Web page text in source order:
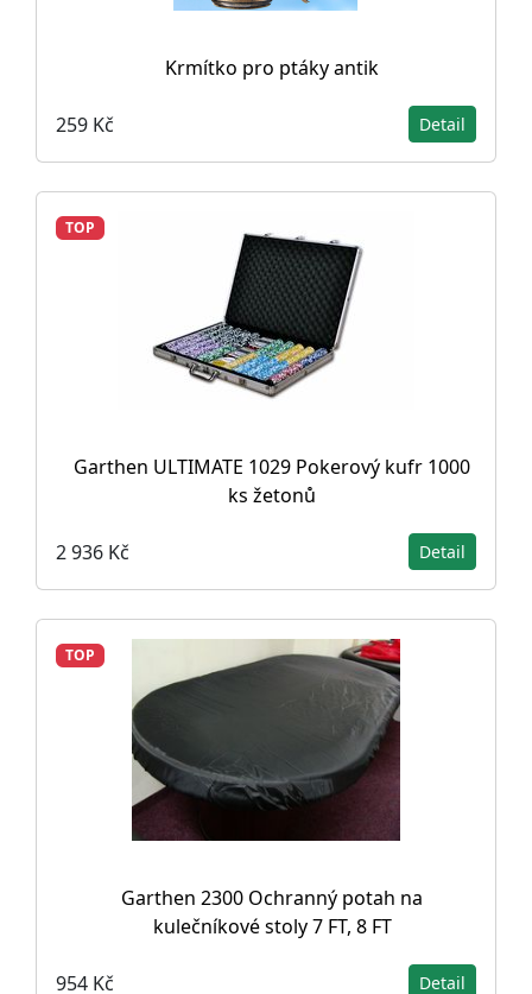
Krmítko pro ptáky antik
259 Kč Detail
TOP
Garthen ULTIMATE 1029 Pokerový kufr 1000
ks žetonů
2 936 Kč Detail
TOP
Garthen 2300 Ochranný potah na
kulečníkové stoly 7 FT, 8 FT
954 Kč Detail